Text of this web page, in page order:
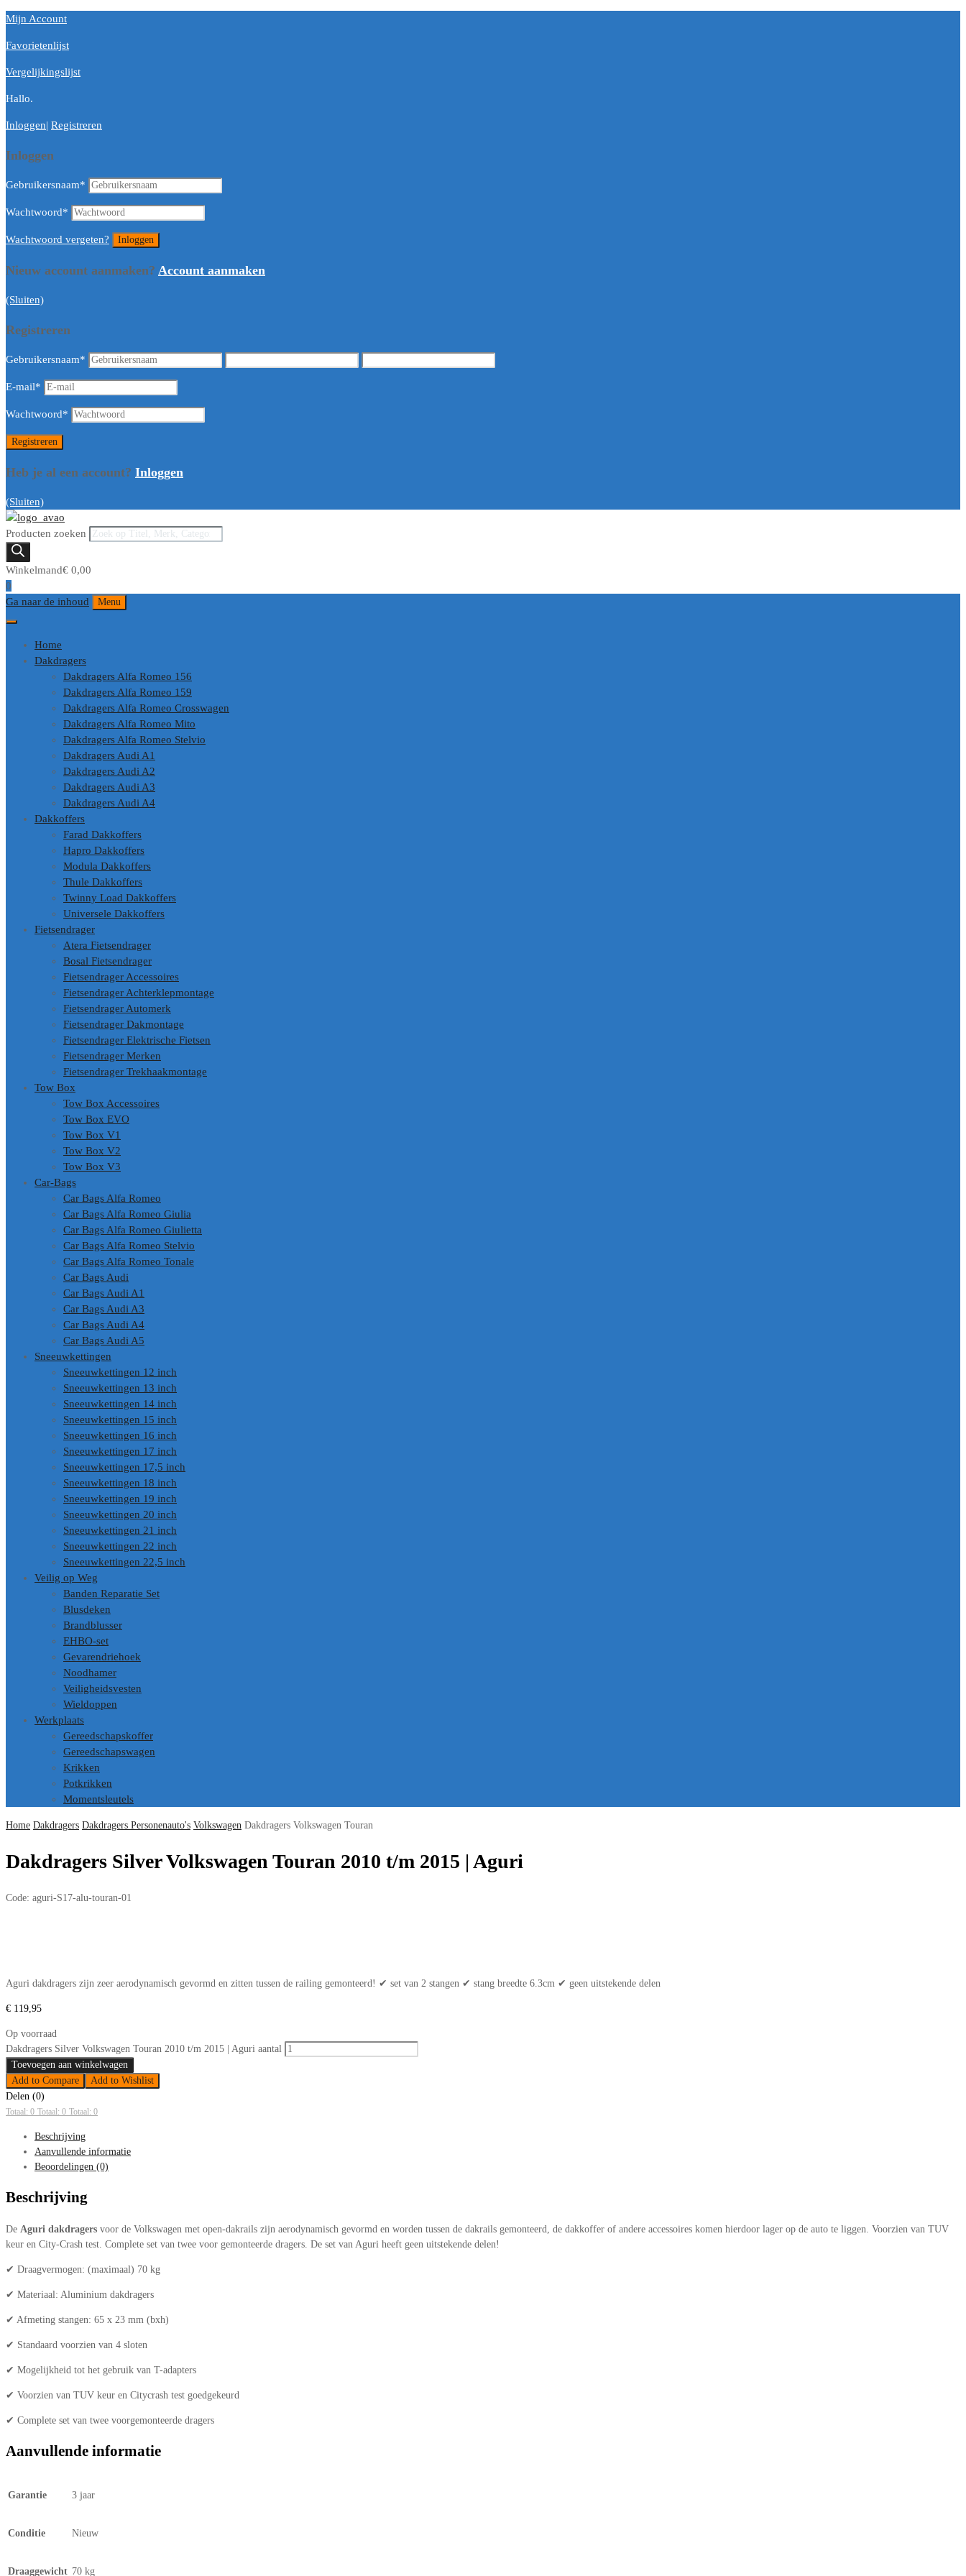
Mijn Account
Favorietenlijst
Vergelijkingslijst
Hallo.
Inloggen| Registreren
Inloggen
Gebruikersnaam*
Wachtwoord*
Wachtwoord vergeten?
Nieuw account aanmaken? Account aanmaken
(Sluiten)
Registreren
Gebruikersnaam*
E-mail*
Wachtwoord*
Heb je al een account? Inloggen
(Sluiten)
Producten zoeken
Winkelmand€ 0,00
0
Ga naar de inhoud
Menu
Home
Dakdragers
Dakdragers Alfa Romeo 156
Dakdragers Alfa Romeo 159
Dakdragers Alfa Romeo Crosswagen
Dakdragers Alfa Romeo Mito
Dakdragers Alfa Romeo Stelvio
Dakdragers Audi A1
Dakdragers Audi A2
Dakdragers Audi A3
Dakdragers Audi A4
Dakkoffers
Farad Dakkoffers
Hapro Dakkoffers
Modula Dakkoffers
Thule Dakkoffers
Twinny Load Dakkoffers
Universele Dakkoffers
Fietsendrager
Atera Fietsendrager
Bosal Fietsendrager
Fietsendrager Accessoires
Fietsendrager Achterklepmontage
Fietsendrager Automerk
Fietsendrager Dakmontage
Fietsendrager Elektrische Fietsen
Fietsendrager Merken
Fietsendrager Trekhaakmontage
Tow Box
Tow Box Accessoires
Tow Box EVO
Tow Box V1
Tow Box V2
Tow Box V3
Car-Bags
Car Bags Alfa Romeo
Car Bags Alfa Romeo Giulia
Car Bags Alfa Romeo Giulietta
Car Bags Alfa Romeo Stelvio
Car Bags Alfa Romeo Tonale
Car Bags Audi
Car Bags Audi A1
Car Bags Audi A3
Car Bags Audi A4
Car Bags Audi A5
Sneeuwkettingen
Sneeuwkettingen 12 inch
Sneeuwkettingen 13 inch
Sneeuwkettingen 14 inch
Sneeuwkettingen 15 inch
Sneeuwkettingen 16 inch
Sneeuwkettingen 17 inch
Sneeuwkettingen 17,5 inch
Sneeuwkettingen 18 inch
Sneeuwkettingen 19 inch
Sneeuwkettingen 20 inch
Sneeuwkettingen 21 inch
Sneeuwkettingen 22 inch
Sneeuwkettingen 22,5 inch
Veilig op Weg
Banden Reparatie Set
Blusdeken
Brandblusser
EHBO-set
Gevarendriehoek
Noodhamer
Veiligheidsvesten
Wieldoppen
Werkplaats
Gereedschapskoffer
Gereedschapswagen
Krikken
Potkrikken
Momentsleutels
Home Dakdragers Dakdragers Personenauto's Volkswagen Dakdragers Volkswagen Touran
Dakdragers Silver Volkswagen Touran 2010 t/m 2015 | Aguri
Code: aguri-S17-alu-touran-01
Aguri dakdragers zijn zeer aerodynamisch gevormd en zitten tussen de railing gemonteerd! ✔ set van 2 stangen ✔ stang breedte 6.3cm ✔ geen uitstekende delen
€ 119,95
Op voorraad
Dakdragers Silver Volkswagen Touran 2010 t/m 2015 | Aguri aantal
Toevoegen aan winkelwagen
Add to Compare
Add to Wishlist
Delen (0)
Totaal: 0 Totaal: 0 Totaal: 0
Beschrijving
Aanvullende informatie
Beoordelingen (0)
Beschrijving
De Aguri dakdragers voor de Volkswagen met open-dakrails zijn aerodynamisch gevormd en worden tussen de dakrails gemonteerd, de dakkoffer of andere accessoires komen hierdoor lager op de auto te liggen. Voorzien van TUV
keur en City-Crash test. Complete set van twee voor gemonteerde dragers. De set van Aguri heeft geen uitstekende delen!
✔ Draagvermogen: (maximaal) 70 kg
✔ Materiaal: Aluminium dakdragers
✔ Afmeting stangen: 65 x 23 mm (bxh)
✔ Standaard voorzien van 4 sloten
✔ Mogelijkheid tot het gebruik van T-adapters
✔ Voorzien van TUV keur en Citycrash test goedgekeurd
✔ Complete set van twee voorgemonteerde dragers
Aanvullende informatie
Garantie 3 jaar
Conditie Nieuw
Draaggewicht 70 kg